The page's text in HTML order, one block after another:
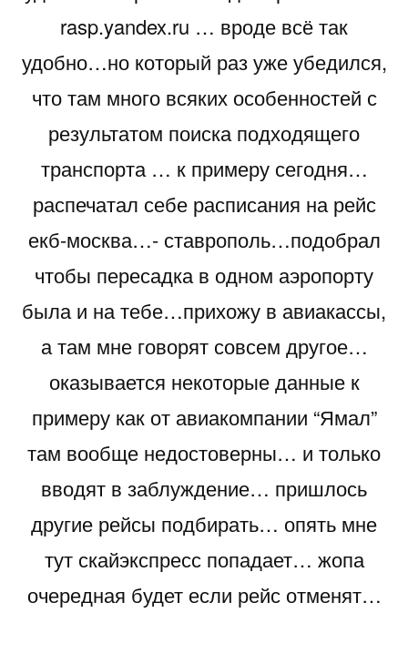
нет…
rasp.yandex.ru … вроде всё так
удобно…но который раз уже убедился,
что там много всяких особенностей с
результатом поиска подходящего
транспорта … к примеру сегодня…
распечатал себе расписания на рейс
екб-москва…- ставрополь…подобрал
чтобы пересадка в одном аэропорту
была и на тебе…прихожу в авиакассы,
а там мне говорят совсем другое…
оказывается некоторые данные к
примеру как от авиакомпании “Ямал”
там вообще недостоверны… и только
вводят в заблуждение… пришлось
другие рейсы подбирать… опять мне
тут скайэкспресс попадает… жопа
очередная будет если рейс отменят…